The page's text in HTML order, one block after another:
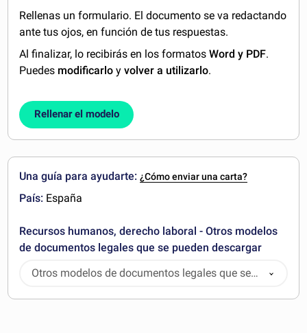
Rellenas un formulario. El documento se va redactando
ante tus ojos, en función de tus respuestas.
Al finalizar, lo recibirás en los formatosWord y PDF.
Puedes modificarlo yvolver a utilizarlo.
Rellenar el modelo
Una guía para ayudarte:¿Cómo enviar una carta?
País: España
Recursos humanos, derecho laboral - Otros modelos
de documentos legales que se pueden descargar
Otros modelos de documentos legales que se
pueden descargar